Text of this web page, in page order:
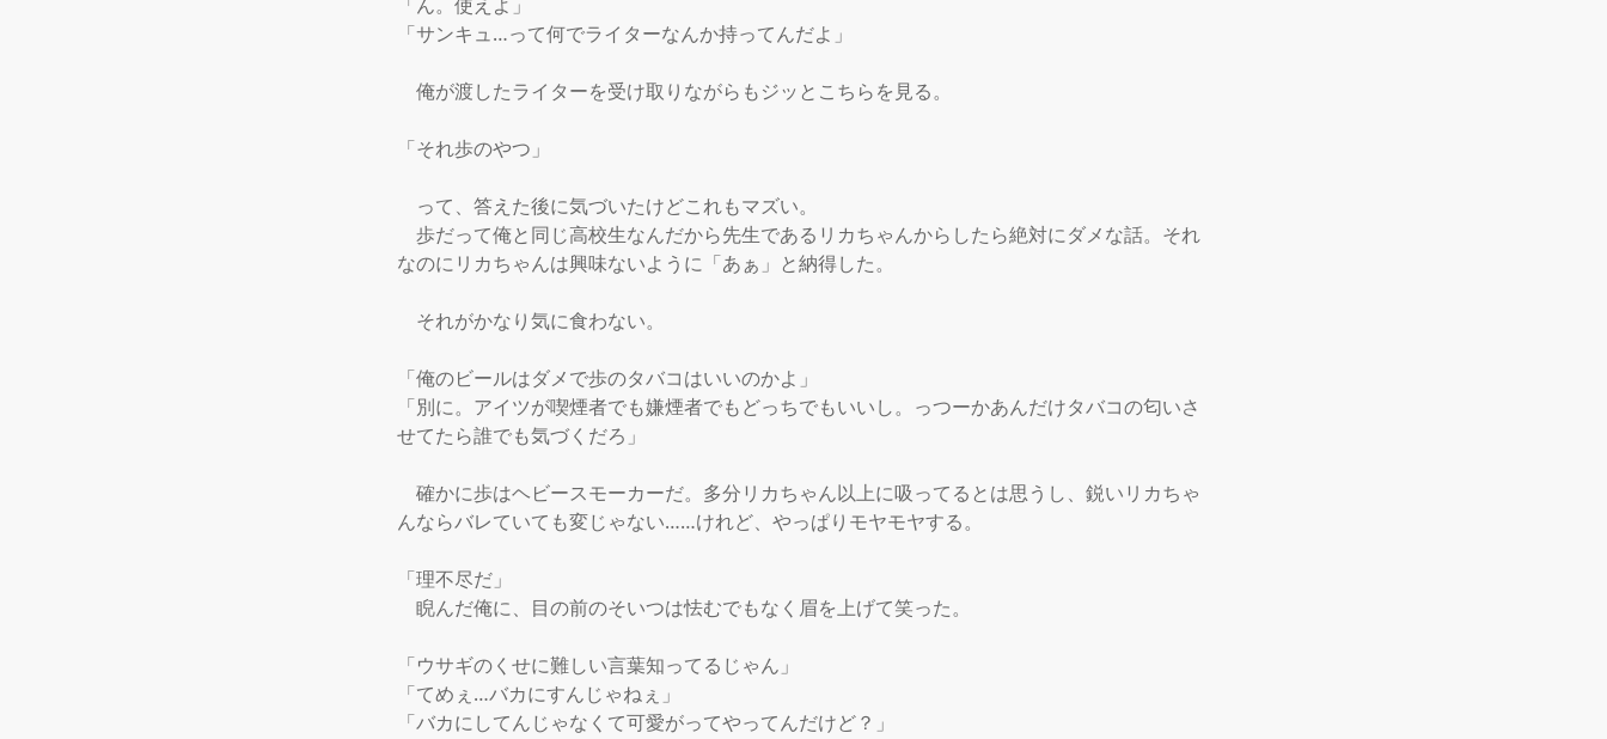
「サンキュ…って何でライターなんか持ってんだよ」
俺が渡したライターを受け取りながらもジッとこちらを見る。
「それ歩のやつ」
って、答えた後に気づいたけどこれもマズい。
歩だって俺と同じ高校生なんだから先生であるリカちゃんからしたら絶対にダメな話。それ
なのにリカちゃんは興味ないように「あぁ」と納得した。
それがかなり気に食わない。
「俺のビールはダメで歩のタバコはいいのかよ」
「別に。アイツが喫煙者でも嫌煙者でもどっちでもいいし。っつーかあんだけタバコの匂いさ
せてたら誰でも気づくだろ」
確かに歩はヘビースモーカーだ。多分リカちゃん以上に吸ってるとは思うし、鋭いリカちゃ
んならバレていても変じゃない……けれど、やっぱりモヤモヤする。
「理不尽だ」
睨んだ俺に、目の前のそいつは怯むでもなく眉を上げて笑った。
「ウサギのくせに難しい言葉知ってるじゃん」
「てめぇ…バカにすんじゃねぇ」
「バカにしてんじゃなくて可愛がってやってんだけど？」